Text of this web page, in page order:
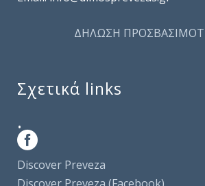
ΔΗΛΩΣΗ
Σχετικά links
.
Discover Preveza
Discover Preveza (Facebook)